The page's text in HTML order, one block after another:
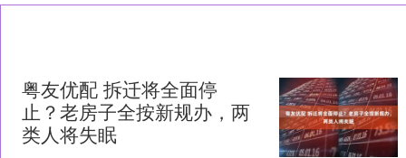
粤友优配 拆迁将全面停
止？老房子全按新规办，两
类人将失眠